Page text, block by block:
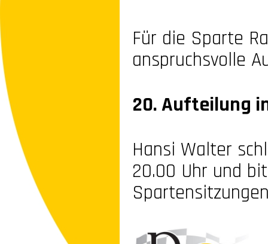
Für die Sparte
anspruchsvolle
20. Aufteilung
Hansi Walter
20.00 Uhr und